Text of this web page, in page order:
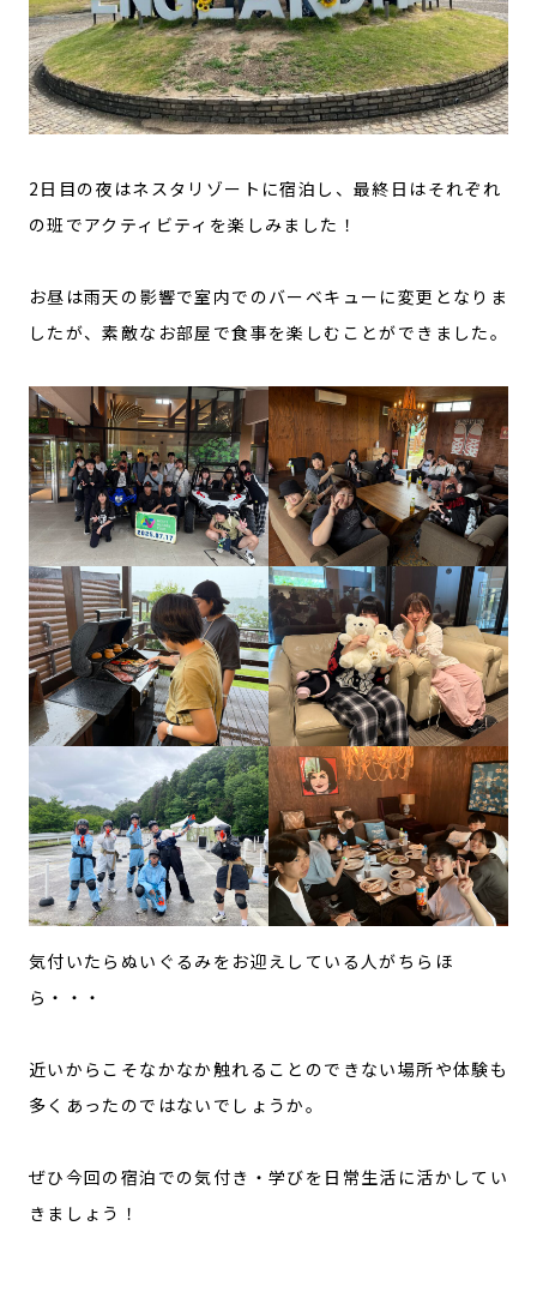
2日目の夜はネスタリゾートに宿泊し、最終日はそれぞれ
の班でアクティビティを楽しみました！
お昼は雨天の影響で室内でのバーベキューに変更となりま
したが、素敵なお部屋で食事を楽しむことができました。
気付いたらぬいぐるみをお迎えしている人がちらほ
ら・・・
近いからこそなかなか触れることのできない場所や体験も
多くあったのではないでしょうか。
ぜひ今回の宿泊での気付き・学びを日常生活に活かしてい
きましょう！